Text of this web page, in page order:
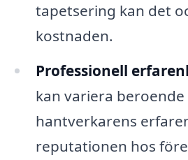
tapetsering kan det
kostnaden.
Professionell
kan variera beroende
hantverkarens
reputationen hos